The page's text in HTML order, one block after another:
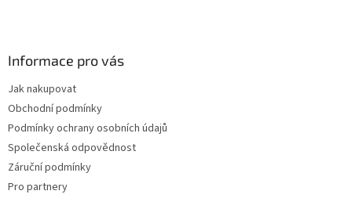
Informace pro vás
Jak nakupovat
Obchodní podmínky
Podmínky ochrany osobních údajů
Společenská odpovědnost
Záruční podmínky
Pro partnery